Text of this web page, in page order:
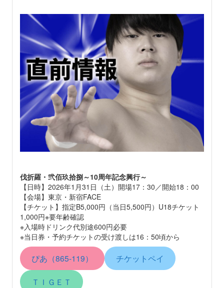
伐折羅・弐佰玖拾捌～10周年記念興行～
【日時】2026年1月31日（土）開場17：30／開始18：00
【会場】東京・新宿FACE
【チケット】指定B5,000円（当日5,500円）U18チケット
1,000円※要年齢確認
※入場時ドリンク代別途600円必要
※当日券・予約チケットの受け渡しは16：50頃から
ぴあ（865-119） チケットペイ
ＴＩＧＥＴ